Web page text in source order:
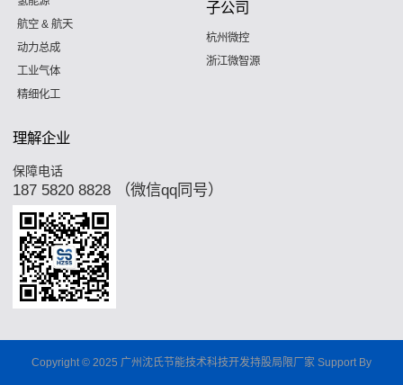
航空 & 航天
动力总成
工业气体
精细化工
子公司
杭州微控
浙江微智源
理解企业
保障电话
187 5820 8828 （微信qq同号）
Copyright © 2025 广州沈氏节能技术科技开发持股局限厂家 Support By